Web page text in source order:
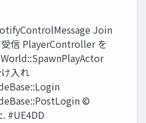
Join
信 PlayerController を
入れ
©
#UE4DD